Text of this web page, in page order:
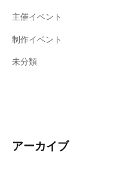
主催イベント
制作イベント
未分類
アーカイブ